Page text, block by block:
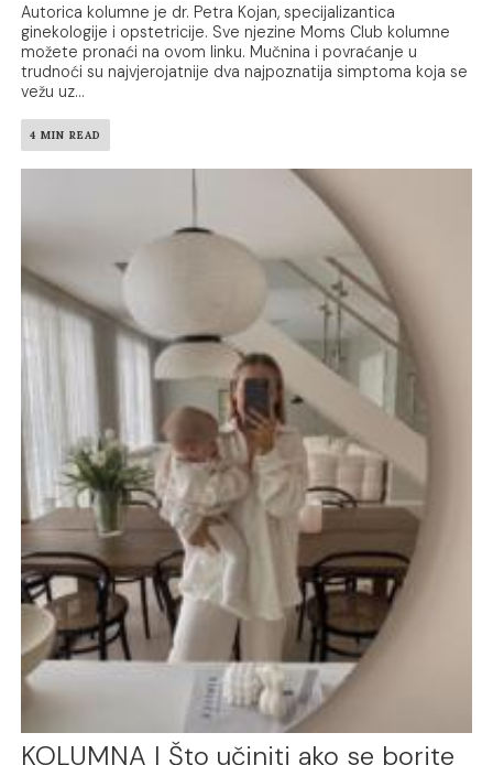
Autorica kolumne je dr. Petra Kojan, specijalizantica
ginekologije i opstetricije. Sve njezine Moms Club kolumne
možete pronaći na ovom linku. Mučnina i povraćanje u
trudnoći su najvjerojatnije dva najpoznatija simptoma koja se
vežu uz...
4 MIN READ
KOLUMNA | Što učiniti ako se borite